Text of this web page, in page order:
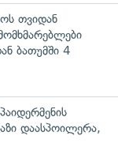
თვიდან
ბათუმში 4
დაასპოილერა,